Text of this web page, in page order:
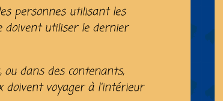
personnes utilisant les
doivent utiliser le dernier
dans des contenants,
doivent voyager à l'intérieur